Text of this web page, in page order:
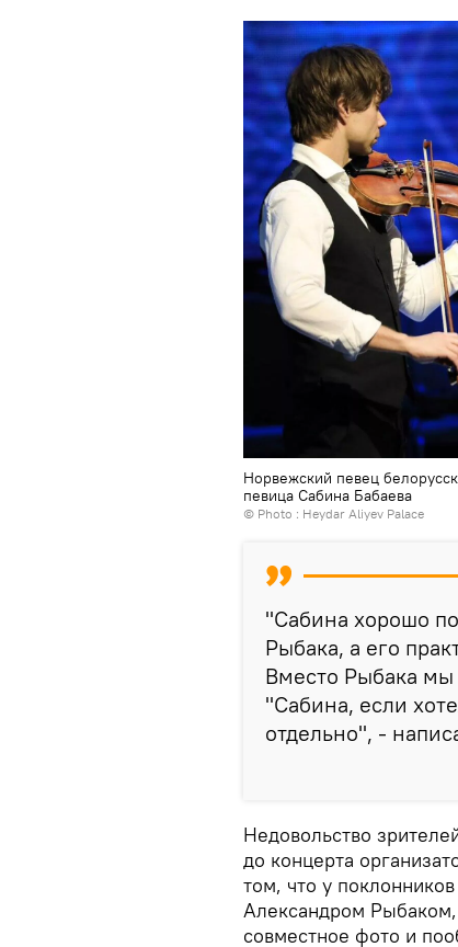
Норвежский певец
певица Сабина Бабаева
© Photo : Heydar Aliyev Palace
"Сабина хорошо
Рыбака, а его
Вместо Рыбака
"Сабина, если
отдельно", -
Недовольство
до концерта
том, что у
Александром
совместное фото и